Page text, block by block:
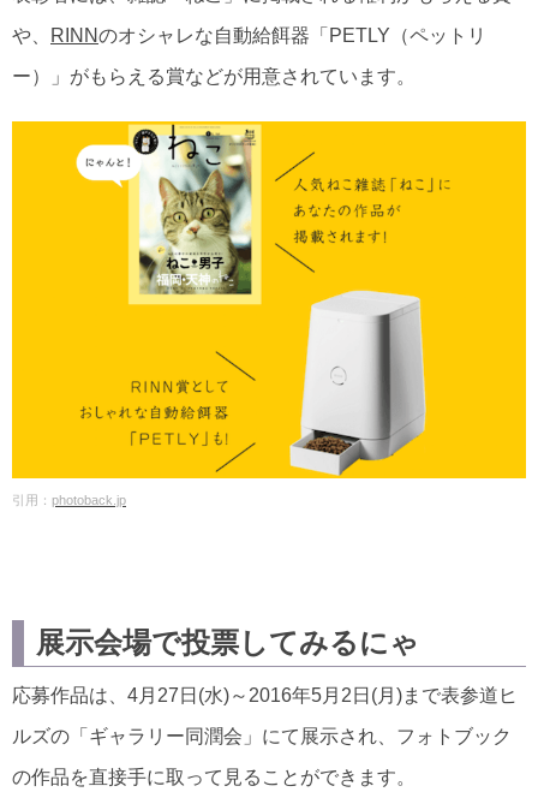
や、
RINNのオシャレな自動給餌器「PETLY（ペットリ
ー）」がもらえる賞などが用意されています。
引用： photoback.jp
展示会場で投票してみるにゃ
応募作品は、4月27日(水)～2016年5月2日(月)まで表参道ヒ
ルズの「ギャラリー同潤会」にて展示され、フォトブック
の作品を直接手に取って見ることができます。